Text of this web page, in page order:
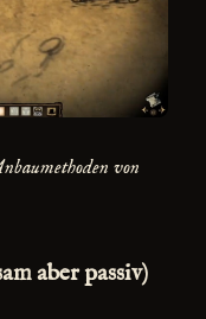
von
aber passiv)